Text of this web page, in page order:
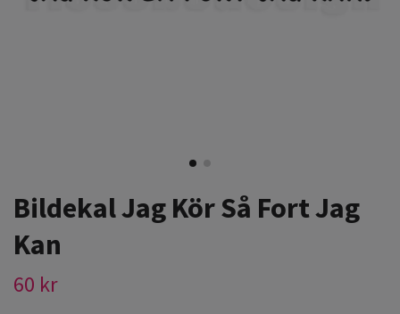
Bildekal Jag Kör Så Fort Jag
Kan
60 kr